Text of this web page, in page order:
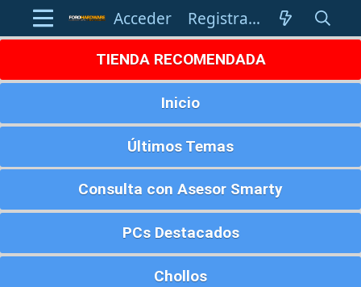
Acceder Registrarse
TIENDA RECOMENDADA
Inicio
Últimos Temas
Consulta con Asesor Smarty
PCs Destacados
Chollos